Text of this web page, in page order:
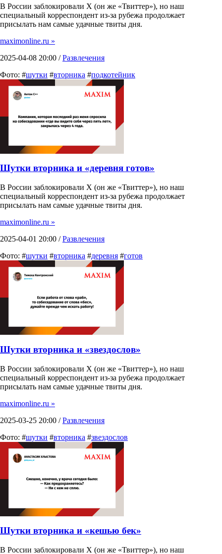
В России заблокировали X (он же «Твиттер»), но наш
специальный корреспондент из-за рубежа продолжает
присылать нам самые удачные твиты дня.
maximonline.ru »
2025-04-08 20:00 /Развлечения
Фото: #шутки #вторника #подкотейник
Шутки вторника и «деревня готов»
В России заблокировали X (он же «Твиттер»), но наш
специальный корреспондент из-за рубежа продолжает
присылать нам самые удачные твиты дня.
maximonline.ru »
2025-04-01 20:00 /Развлечения
Фото: #шутки #вторника #деревня #готов
Шутки вторника и «звездослов»
В России заблокировали X (он же «Твиттер»), но наш
специальный корреспондент из-за рубежа продолжает
присылать нам самые удачные твиты дня.
maximonline.ru »
2025-03-25 20:00 /Развлечения
Фото: #шутки #вторника #звездослов
Шутки вторника и «кешью бек»
В России заблокировали X (он же «Твиттер»), но наш